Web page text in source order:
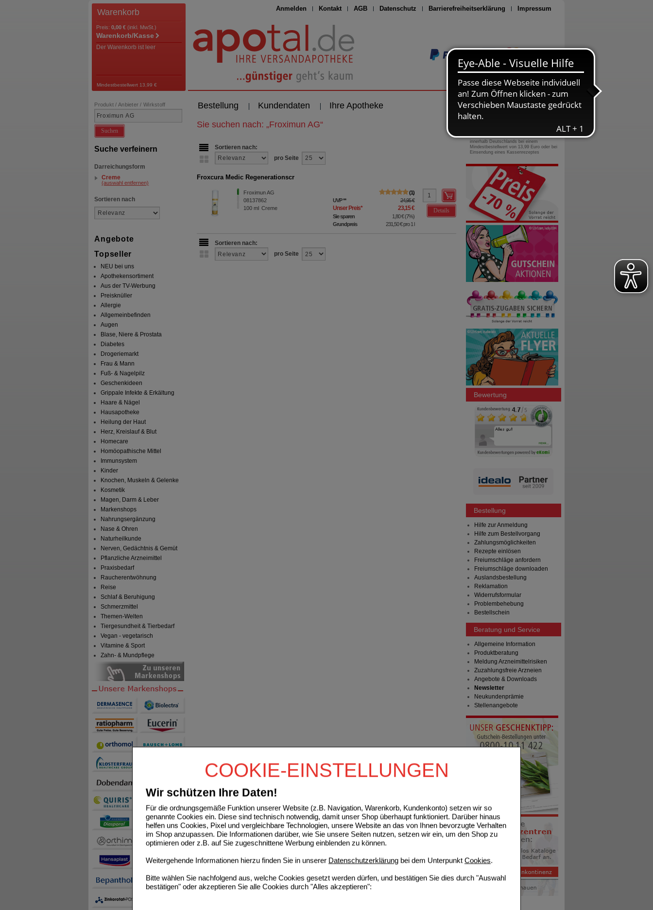
COOKIE-EINSTELLUNGEN
Wir schützen Ihre Daten!
Für die ordnungsgemäße Funktion unserer Website (z.B. Navigation, Warenkorb, Kundenkonto) setzen wir so
genannte Cookies ein. Diese sind technisch notwendig, damit unser Shop überhaupt funktioniert. Darüber hinaus
helfen uns Cookies, Pixel und vergleichbare Technologien, unsere Website an das von Ihnen bevorzugte Verhalten
im Shop anzupassen. Die Informationen darüber, wie Sie unsere Seiten nutzen, setzen wir ein, um den Shop zu
optimieren oder z.B. auf Sie zugeschnittene Werbung einblenden zu können.
Weitergehende Informationen hierzu finden Sie in unserer Datenschutzerklärung bei dem Unterpunkt Cookies.
Bitte wählen Sie nachfolgend aus, welche Cookies gesetzt werden dürfen, und bestätigen Sie dies durch "Auswahl
bestätigen" oder akzeptieren Sie alle Cookies durch "Alles akzeptieren":
Anmelden Kontakt AGB Datenschutz Barrierefreiheitserklärung Impressum
Seite drucken
Warenkorb
Preis: 0,00 € (inkl. MwSt.)
Warenkorb/Kasse
Der Warenkorb ist leer
Mindestbestellwert 13,99 €
Bestellung Kundendaten Ihre Apotheke
Produkt / Anbieter / Wirkstoff
Suchen
Suche verfeinern
Darreichungsform
Creme
(auswahl entfernen)
Sortieren nach
Angebote
Topseller
NEU bei uns
Apothekensortiment
Aus der TV-Werbung
Preisknüller
Allergie
Allgemeinbefinden
Augen
Blase, Niere & Prostata
Diabetes
Drogeriemarkt
Frau & Mann
Fuß- & Nagelpilz
Geschenkideen
Grippale Infekte & Erkältung
Haare & Nägel
Hausapotheke
Heilung der Haut
Herz, Kreislauf & Blut
Homecare
Homöopathische Mittel
Immunsystem
Kinder
Knochen, Muskeln & Gelenke
Kosmetik
Magen, Darm & Leber
Markenshops
Nahrungsergänzung
Nase & Ohren
Naturheilkunde
Nerven, Gedächtnis & Gemüt
Pflanzliche Arzneimittel
Praxisbedarf
Raucherentwöhnung
Reise
Schlaf & Beruhigung
Schmerzmittel
Themen-Welten
Tiergesundheit & Tierbedarf
Vegan - vegetarisch
Vitamine & Sport
Zahn- & Mundpflege
Sie suchen nach: „Froximun AG“
Sortieren nach:
pro Seite
Froxcura Medic Regenerationscr
Froximun AG
08137862
100 ml Creme
1
UVP** 24,95 €
Unser Preis* 23,15 €
Sie sparen 1,80 €(7%)
Grundpreis
231,50 €pro 1 l
Details
Sortieren nach:
pro Seite
0800-10 11 422
gebührenfreie Rufnummer
innerhalb Deutschlands bei einem
Mindestbestellwert von 13,99 Euro oder bei
Einsendung eines Kassenrezeptes
Bewertung
Bestellung
Hilfe zur Anmeldung
Hilfe zum Bestellvorgang
Zahlungsmöglichkeiten
Rezepte einlösen
Freiumschläge anfordern
Freiumschläge downloaden
Auslandsbestellung
Reklamation
Widerrufsformular
Problembehebung
Bestellschein
Beratung und Service
Allgemeine Information
Produktberatung
Meldung Arzneimittelrisiken
Zuzahlungsfreie Arzneien
Angebote & Downloads
Newsletter
Neukundenprämie
Stellenangebote